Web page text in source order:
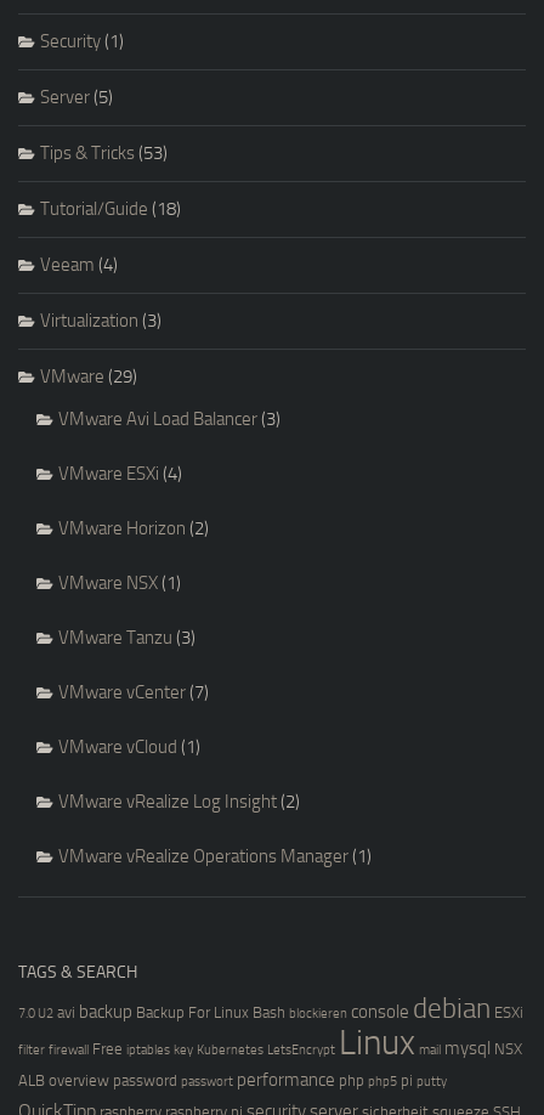
Security(1)
Server(5)
Tips & Tricks(53)
Tutorial/Guide (18)
Veeam (4)
Virtualization (3)
VMware (29)
VMware Avi Load Balancer(3)
VMware ESXi (4)
VMware Horizon (2)
VMware NSX(1)
VMware Tanzu (3)
VMware vCenter(7)
VMware vCloud (1)
VMware vRealize Log Insight(2)
VMware vRealize Operations Manager(1)
TAGS & SEARCH
7.0 U2 avi backup Backup For Linux Bash blockieren console debian ESXi
filter firewall Free iptables key Kubernetes LetsEncrypt Linux mail mysql NSX
ALB overview password passwort performance php php5 pi putty